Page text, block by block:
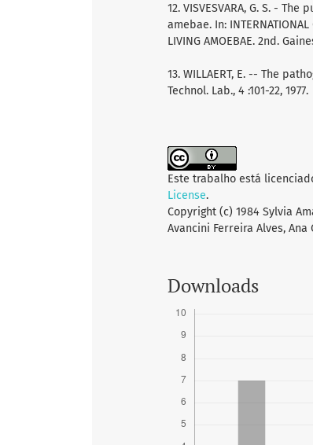
12. VISVESVARA, G. S. -
amebae. In: INTERNATIONAL
LIVING AMOEBAE. 2nd.
13. WILLAERT, E. -- The
Technol. Lab., 4 :101-22, 1977.
Este trabalho está
License.
Copyright (c) 1984 Sylvia
Avancini Ferreira Alves, Ana
Downloads